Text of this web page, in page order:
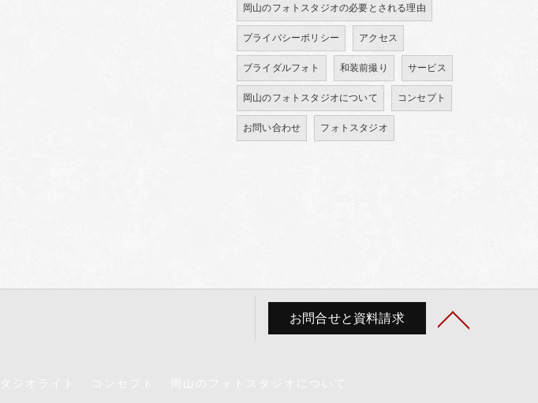
岡山のフォトスタジオの必要とされる理由
プライバシーポリシー アクセス
ブライダルフォト 和装前撮り サービス
岡山のフォトスタジオについて コンセプト
お問い合わせ フォトスタジオ
お問合せと資料請求